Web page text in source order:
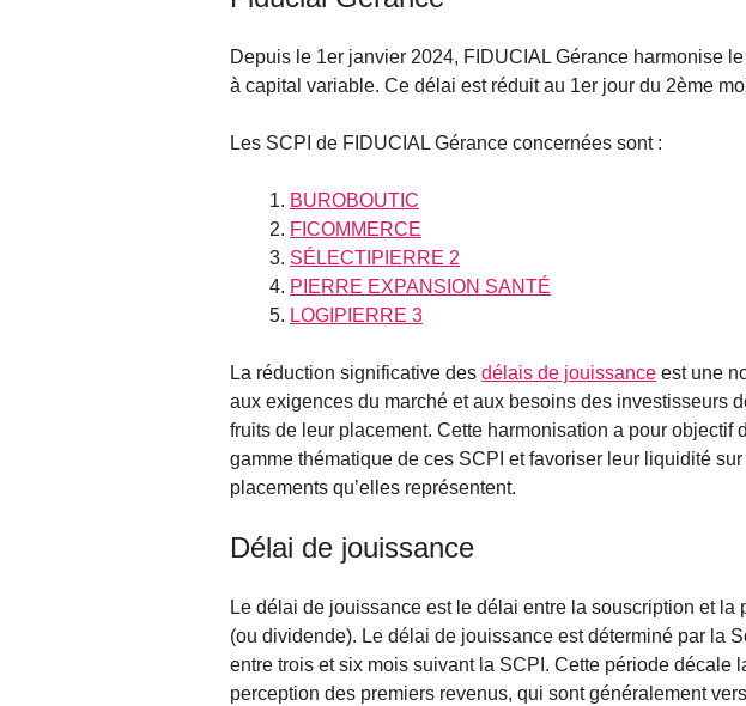
Depuis le 1er janvier 2024, FIDUCIAL Gérance harmonise
à capital variable. Ce délai est réduit au 1er jour du 2ème
Les SCPI de FIDUCIAL Gérance concernées sont :
BUROBOUTIC
FICOMMERCE
SÉLECTIPIERRE 2
PIERRE EXPANSION SANTÉ
LOGIPIERRE 3
La réduction significative des délais de jouissance est une
aux exigences du marché et aux besoins des investisseurs
fruits de leur placement. Cette harmonisation a pour objectif
gamme thématique de ces SCPI et favoriser leur liquidité
placements qu’elles représentent.
Délai de jouissance
Le délai de jouissance est le délai entre la souscription et la
(ou dividende). Le délai de jouissance est déterminé par la
entre trois et six mois suivant la SCPI. Cette période décale
perception des premiers revenus, qui sont généralement